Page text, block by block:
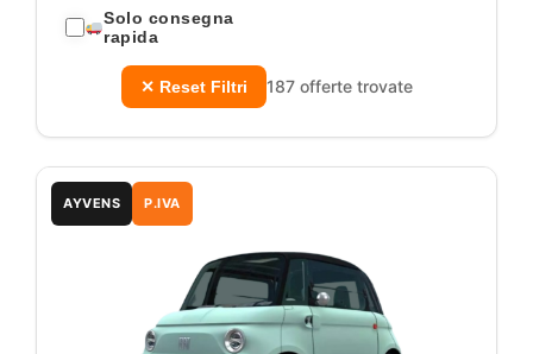
Solo consegna
rapida
✕ Reset Filtri 187 offerte trovate
AYVENS P.IVA